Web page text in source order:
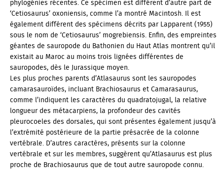
phylogénies récentes. Ce spécimen est différent d’autre part de
‘Cetiosaurus’ oxoniensis, comme l’a montré Macintosh. Il est
également différent des spécimens décrits par Lapparent (1955)
sous le nom de ‘Cetiosaurus’ mogrebiensis. Enfin, des empreintes
géantes de sauropode du Bathonien du Haut Atlas montrent qu’il
existait au Maroc au moins trois lignées différentes de
sauropodes, dès le Jurassique moyen.
Les plus proches parents d’Atlasaurus sont les sauropodes
camarasauroïdes, incluant Brachiosaurus et Camarasaurus,
comme l’indiquent les caractères du quadratojugal, la relative
longueur des métacarpiens, la profondeur des cavités
pleurocoeles des dorsales, qui sont présentes également jusqu’à
l’extrémité postérieure de la partie présacrée de la colonne
vertébrale. D’autres caractères, présents sur la colonne
vertébrale et sur les membres, suggèrent qu’Atlasaurus est plus
proche de Brachiosaurus que de tout autre sauropode connu.